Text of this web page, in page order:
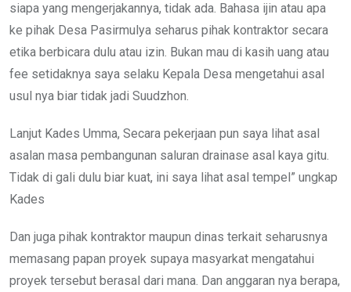
siapa yang mengerjakannya, tidak ada. Bahasa ijin atau apa
ke pihak Desa Pasirmulya seharus pihak kontraktor secara
etika berbicara dulu atau izin. Bukan mau di kasih uang atau
fee setidaknya saya selaku Kepala Desa mengetahui asal
usul nya biar tidak jadi Suudzhon.
Lanjut Kades Umma, Secara pekerjaan pun saya lihat asal
asalan masa pembangunan saluran drainase asal kaya gitu.
Tidak di gali dulu biar kuat, ini saya lihat asal tempel” ungkap
Kades
Dan juga pihak kontraktor maupun dinas terkait seharusnya
memasang papan proyek supaya masyarkat mengatahui
proyek tersebut berasal dari mana. Dan anggaran nya berapa,